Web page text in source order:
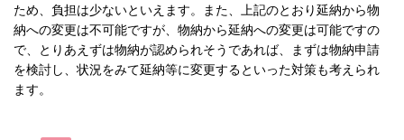
ため、負担は少ないといえます。また、上記のとおり延納から物
納への変更は不可能ですが、物納から延納への変更は可能ですの
で、とりあえずは物納が認められそうであれば、まずは物納申請
を検討し、状況をみて延納等に変更するといった対策も考えられ
ます。